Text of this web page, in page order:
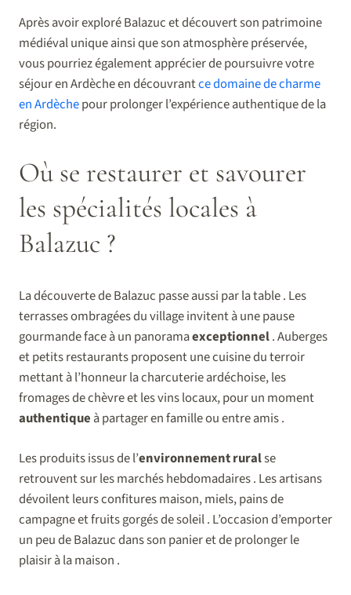
Après avoir exploré Balazuc et découvert son patrimoine
médiéval unique ainsi que son atmosphère préservée,
vous pourriez également apprécier de poursuivre votre
séjour en Ardèche en découvrantce domaine de charme
en Ardèchepour prolonger l’expérience authentique de la
région.
Où se restaurer et savourer
les spécialités locales à
Balazuc ?
La découverte de Balazuc passe aussi par la table . Les
terrasses ombragées du village invitent à une pause
gourmande face à un panoramaexceptionnel. Auberges
et petits restaurants proposent une cuisine du terroir
mettant à l’honneur la charcuterie ardéchoise, les
fromages de chèvre et les vins locaux, pour un moment
authentique à partager en famille ou entre amis .
Les produits issus de l’environnementruralse
retrouvent sur les marchés hebdomadaires . Les artisans
dévoilent leurs confitures maison, miels, pains de
campagne et fruits gorgés de soleil . L’occasion d’emporter
un peu de Balazuc dans son panier et de prolonger le
plaisir à la maison .